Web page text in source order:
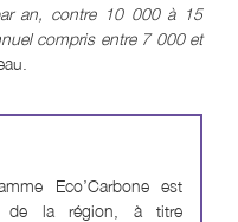
an, contre 10 000 à 15
compris entre 7 000 et
Eco’Carbone est
de la région, à titre